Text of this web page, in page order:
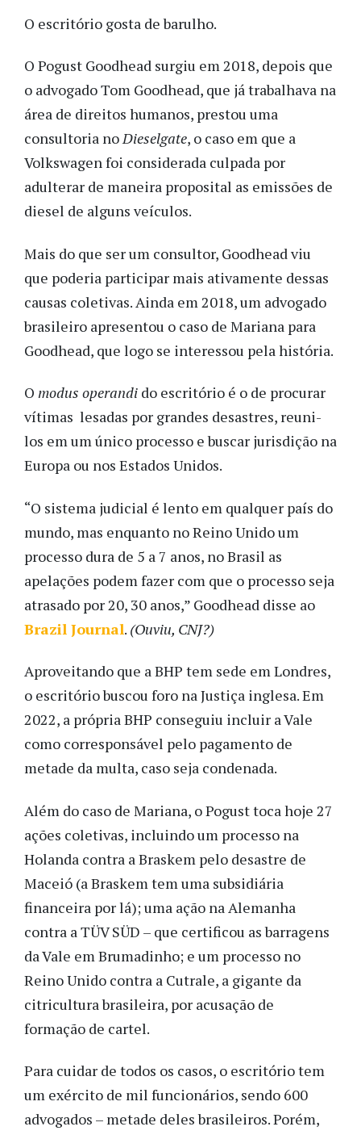
O escritório gosta de barulho.
O Pogust Goodhead surgiu em 2018, depois que
o advogado Tom Goodhead, que já trabalhava na
área de direitos humanos, prestou uma
consultoria noDieselgate, o caso em que a
Volkswagen foi considerada culpada por
adulterar de maneira proposital as emissões de
diesel de alguns veículos.
Mais do que ser um consultor, Goodhead viu
que poderia participar mais ativamente dessas
causas coletivas. Ainda em 2018, um advogado
brasileiro apresentou o caso de Mariana para
Goodhead, que logo se interessou pela história.
O modus operandi do escritório é o de procurar
vítimas lesadas por grandes desastres, reuni-
los em um único processo e buscar jurisdição na
Europa ou nos Estados Unidos.
“O sistema judicial é lento em qualquer país do
mundo, mas enquanto no Reino Unido um
processo dura de 5 a 7 anos, no Brasil as
apelações podem fazer com que o processo seja
atrasado por 20, 30 anos,” Goodhead disse ao
Brazil Journal. (Ouviu, CNJ?)
Aproveitando que a BHP tem sede em Londres,
o escritório buscou foro na Justiça inglesa. Em
2022, a própria BHP conseguiu incluir a Vale
como corresponsável pelo pagamento de
metade da multa, caso seja condenada.
Além do caso de Mariana, o Pogust toca hoje 27
ações coletivas, incluindo um processo na
Holanda contra a Braskem pelo desastre de
Maceió (a Braskem tem uma subsidiária
financeira por lá); uma ação na Alemanha
contra a TÜV SÜD – que certificou as barragens
da Vale em Brumadinho; e um processo no
Reino Unido contra a Cutrale, a gigante da
citricultura brasileira, por acusação de
formação de cartel.
Para cuidar de todos os casos, o escritório tem
um exército de mil funcionários, sendo 600
advogados – metade deles brasileiros. Porém,